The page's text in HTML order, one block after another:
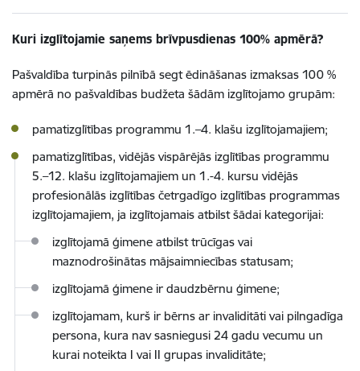
Kuri izglītojamie saņems brīvpusdienas 100% apmērā?
Pašvaldība turpinās pilnībā segt ēdināšanas izmaksas 100 %
apmērā no pašvaldības budžeta šādām izglītojamo grupām:
pamatizglītības programmu 1.–4. klašu izglītojamajiem;
pamatizglītības, vidējās vispārējās izglītības programmu
5.–12. klašu izglītojamajiem un 1.-4. kursu vidējās
profesionālās izglītības četrgadīgo izglītības programmas
izglītojamajiem, ja izglītojamais atbilst šādai kategorijai:
izglītojamā ģimene atbilst trūcīgas vai
maznodrošinātas mājsaimniecības statusam;
izglītojamā ģimene ir daudzbērnu ģimene;
izglītojamam, kurš ir bērns ar invaliditāti vai pilngadīga
persona, kura nav sasniegusi 24 gadu vecumu un
kurai noteikta I vai II grupas invaliditāte;